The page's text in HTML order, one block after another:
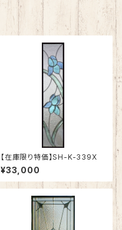
【在庫限り特価】SH-K-339X
¥33,000